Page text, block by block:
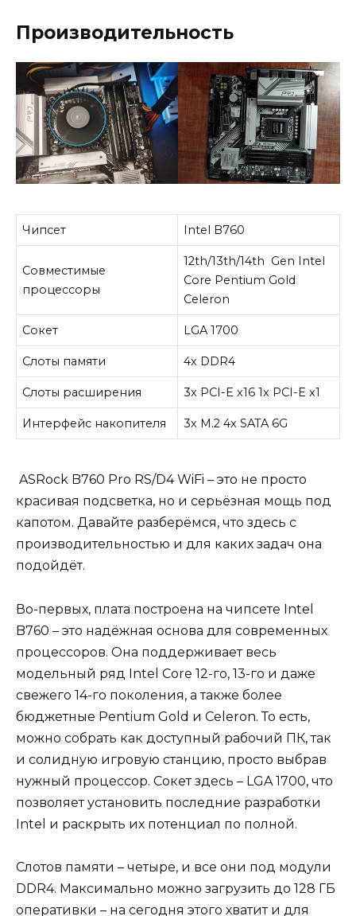
Производительность
Чипсет Intel B760
Совместимые
процессоры
12th/13th/14th Gen Intel
Core Pentium Gold
Celeron
Сокет LGA 1700
Слоты памяти 4x DDR4
Слоты расширения 3x PCI-E x16 1x PCI-E x1
Интерфейс накопителя 3x M.2 4x SATA 6G
ASRock B760 Pro RS/D4 WiFi – это не просто
красивая подсветка, но и серьёзная мощь под
капотом. Давайте разберёмся, что здесь с
производительностью и для каких задач она
подойдёт.
Во-первых, плата построена на чипсете Intel
B760 – это надёжная основа для современных
процессоров. Она поддерживает весь
модельный ряд Intel Core 12-го, 13-го и даже
свежего 14-го поколения, а также более
бюджетные Pentium Gold и Celeron. То есть,
можно собрать как доступный рабочий ПК, так
и солидную игровую станцию, просто выбрав
нужный процессор. Сокет здесь – LGA 1700, что
позволяет установить последние разработки
Intel и раскрыть их потенциал по полной.
Слотов памяти – четыре, и все они под модули
DDR4. Максимально можно загрузить до 128 ГБ
оперативки – на сегодня этого хватит и для